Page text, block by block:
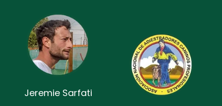
Jeremie Sarfati